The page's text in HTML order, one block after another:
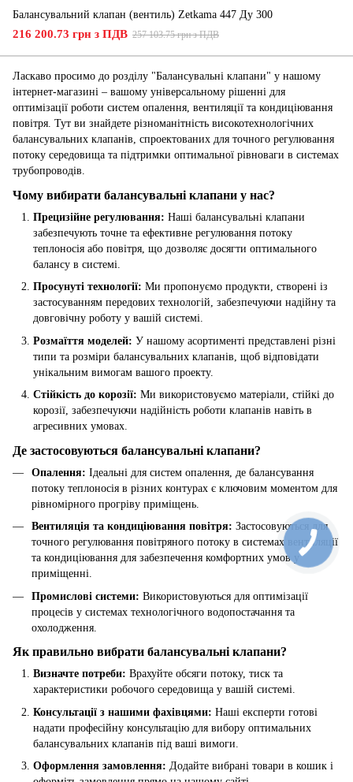
Балансувальний клапан (вентиль) Zetkama 447 Ду 300
216 200.73 грн з ПДВ 257 103.75 грн з ПДВ
Ласкаво просимо до розділу "Балансувальні клапани" у нашому
інтернет-магазині – вашому універсальному рішенні для
оптимізації роботи систем опалення, вентиляції та кондиціювання
повітря. Тут ви знайдете різноманітність високотехнологічних
балансувальних клапанів, спроектованих для точного регулювання
потоку середовища та підтримки оптимальної рівноваги в системах
трубопроводів.
Чому вибирати балансувальні клапани у нас?
Прецизійне регулювання: Наші балансувальні клапани
забезпечують точне та ефективне регулювання потоку
теплоносія або повітря, що дозволяє досягти оптимального
балансу в системі.
Просунуті технології: Ми пропонуємо продукти, створені із
застосуванням передових технологій, забезпечуючи надійну та
довговічну роботу у вашій системі.
Розмаїття моделей: У нашому асортименті представлені різні
типи та розміри балансувальних клапанів, щоб відповідати
унікальним вимогам вашого проекту.
Стійкість до корозії: Ми використовуємо матеріали, стійкі до
корозії, забезпечуючи надійність роботи клапанів навіть в
агресивних умовах.
Де застосовуються балансувальні клапани?
Опалення: Ідеальні для систем опалення, де балансування
потоку теплоносія в різних контурах є ключовим моментом для
рівномірного прогріву приміщень.
Вентиляція та кондиціювання повітря: Застосовуються для
точного регулювання повітряного потоку в системах вентиляції
та кондиціювання для забезпечення комфортних умов у
приміщенні.
Промислові системи: Використовуються для оптимізації
процесів у системах технологічного водопостачання та
охолодження.
Як правильно вибрати балансувальні клапани?
Визначте потреби: Врахуйте обсяги потоку, тиск та
характеристики робочого середовища у вашій системі.
Консультації з нашими фахівцями: Наші експерти готові
надати професійну консультацію для вибору оптимальних
балансувальних клапанів під ваші вимоги.
Оформлення замовлення: Додайте вибрані товари в кошик і